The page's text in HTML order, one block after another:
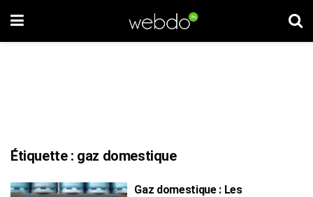
Étiquette : gaz domestique
Gaz domestique : Les